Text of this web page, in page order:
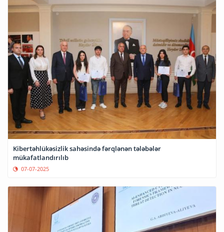
Kibertəhlükəsizlik sahəsində fərqlənən tələbələr
mükafatlandırılıb
07-07-2025